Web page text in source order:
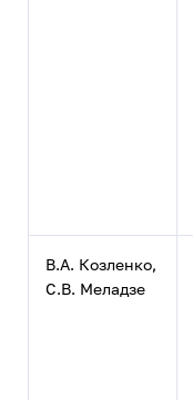
В.А. Козленко,
С.В. Меладзе